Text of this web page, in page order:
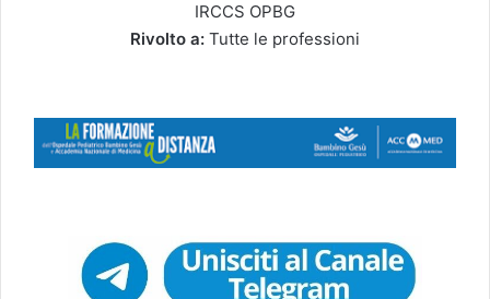
IRCCS OPBG
Rivolto a: Tutte le professioni